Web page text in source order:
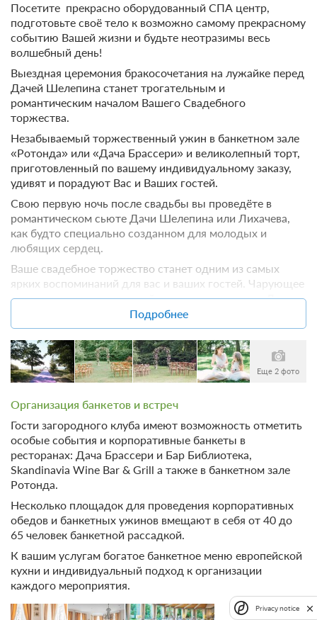
Улучшенный номер Подробнее
25м 2
Одна двуспальная кровать
2 гостя
Моментальное подтверждение
В стоимость входит:
Тариф Стандартный 2026, Включен завтрак "шведский
стол"
Бесплатная отмена до 20 августа 2026 23:59; При отмене
после 21 августа 2026 00:00 оплата не возвращается
Требуется внесение предоплаты в течение 2 часов.
Сумма предоплаты составляет -1 руб.
Сменить кол-во гостей
Забронировать
6 фото
Мансардный Романтический
35м2
Одна двуспальная кровать
Посетите прекрасно оборудованный СПА центр,
подготовьте своё тело к возможно самому прекрасному
событию Вашей жизни и будьте неотразимы весь
волшебный день!
Выездная церемония бракосочетания на лужайке перед
Дачей Шелепина станет трогательным и
романтическим началом Вашего Свадебного
торжества.
Незабываемый торжественный ужин в банкетном зале
«Ротонда» или «Дача Брассери» и великолепный торт,
приготовленный по вашему индивидуальному заказу,
удивят и порадуют Вас и Ваших гостей.
Свою первую ночь после свадьбы вы проведёте в
романтическом сьюте Дачи Шелепина или Лихачева,
как будто специально созданном для молодых и
любящих сердец.
Ваше свадебное торжество станет одним из самых
ярких воспоминаний для вас и ваших гостей. Чарующее
сочетание красоты русской природы и роскоши Дачи
Шелепина превратит день свадьбы в самый счастливый
день вашей жизни, а медовый месяц сделает как можно
слаще.
Подробнее
Еще 2 фото
Организация банкетов и встреч
Гости загородного клуба имеют возможность отметить
особые события и корпоративные банкеты в
ресторанах: Дача Брассери и Бар Библиотека,
Skandinavia Wine Bar & Grill а также в банкетном зале
Ротонда.
Несколько площадок для проведения корпоративных
обедов и банкетных ужинов вмещают в себя от 40 до
65 человек банкетной рассадкой.
К вашим услугам богатое банкетное меню европейской
кухни и индивидуальный подход к организации
каждого мероприятия.
Privacy notice